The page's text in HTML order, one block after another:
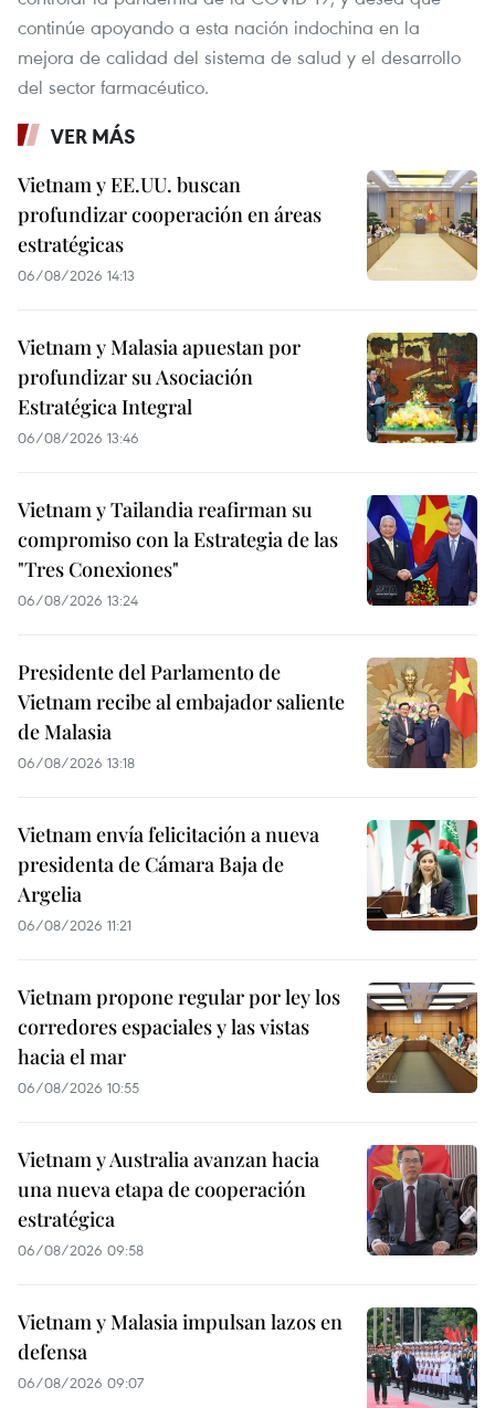
continúe apoyando a esta nación indochina en la
mejora de calidad del sistema de salud y el desarrollo
del sector farmacéutico.
VER MÁS
Vietnam y EE.UU. buscan
profundizar cooperación en áreas
estratégicas
06/08/2026 14:13
Vietnam y Malasia apuestan por
profundizar su Asociación
Estratégica Integral
06/08/2026 13:46
Vietnam y Tailandia reafirman su
compromiso con la Estrategia de las
"Tres Conexiones"
06/08/2026 13:24
Presidente del Parlamento de
Vietnam recibe al embajador saliente
de Malasia
06/08/2026 13:18
Vietnam envía felicitación a nueva
presidenta de Cámara Baja de
Argelia
06/08/2026 11:21
Vietnam propone regular por ley los
corredores espaciales y las vistas
hacia el mar
06/08/2026 10:55
Vietnam y Australia avanzan hacia
una nueva etapa de cooperación
estratégica
06/08/2026 09:58
Vietnam y Malasia impulsan lazos en
defensa
06/08/2026 09:07